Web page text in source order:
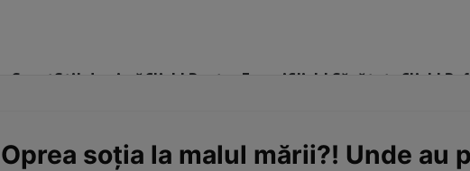
SportStil de viațăClick! Pentru FemeiClick! Sănătate Click!
soția la malul mării?! Unde au